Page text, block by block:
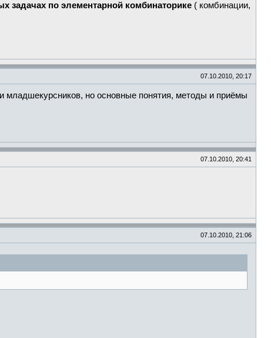
задачах по элементарной комбинаторике ( комбинации,
07.10.2010, 20:17
младшекурсников, но основные понятия, методы и приёмы
07.10.2010, 20:41
07.10.2010, 21:06